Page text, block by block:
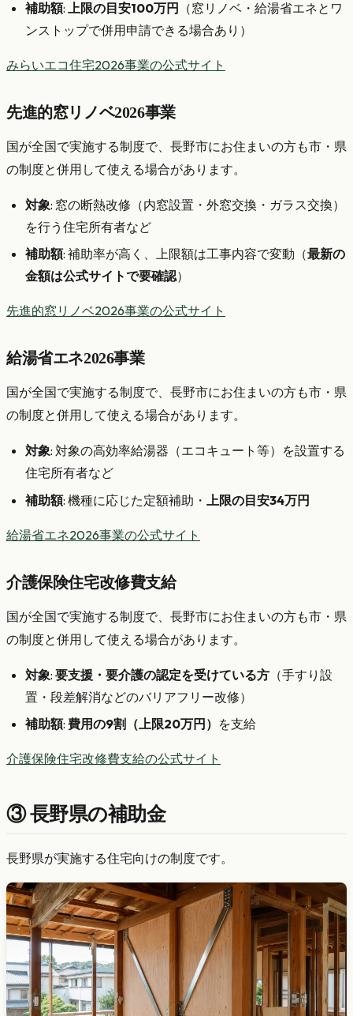
補助額: 上限の目安100万円
（窓リノベ・給湯省エネとワ
ンストップで併用申請できる場合あり）
みらいエコ住宅2026事業の公式サイト
先進的窓リノベ2026事業
国が全国で実施する制度で、長野市にお住まいの方も市・県
の制度と併用して使える場合があります。
対象: 窓の断熱改修（内窓設置・外窓交換・ガラス交換）
を行う住宅所有者など
補助額: 補助率が高く、上限額は工事内容で変動（最新の
金額は公式サイトで要確認）
先進的窓リノベ2026事業の公式サイト
給湯省エネ2026事業
国が全国で実施する制度で、長野市にお住まいの方も市・県
の制度と併用して使える場合があります。
対象: 対象の高効率給湯器（エコキュート等）を設置する
住宅所有者など
補助額: 機種に応じた定額補助・ 上限の目安34万円
給湯省エネ2026事業の公式サイト
介護保険住宅改修費支給
国が全国で実施する制度で、長野市にお住まいの方も市・県
の制度と併用して使える場合があります。
対象: 要支援・要介護の認定を受けている方 （手すり設
置・段差解消などのバリアフリー改修）
補助額: 費用の9割（上限20万円） を支給
介護保険住宅改修費支給の公式サイト
③ 長野県の補助金
長野県が実施する住宅向けの制度です。